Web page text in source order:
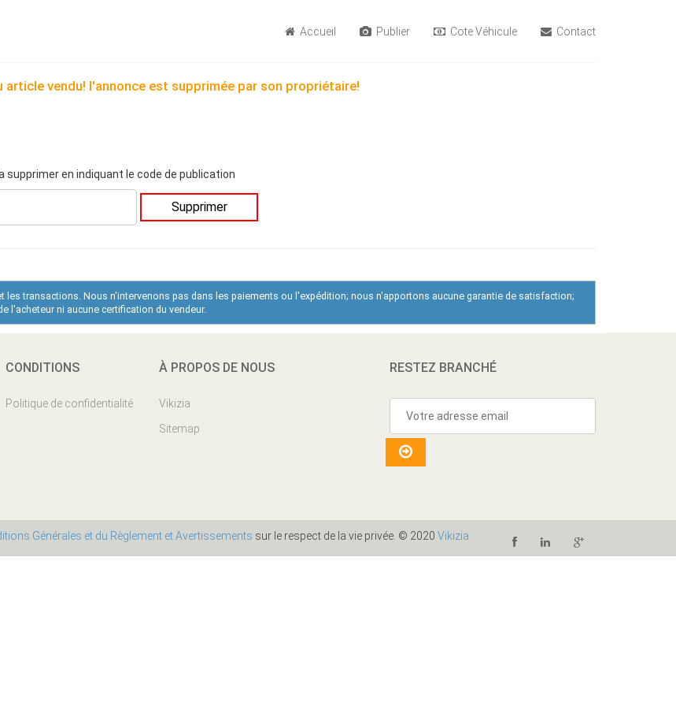
Accueil Publier Cote Véhicule Contact
article vendu! l'annonce est supprimée par son propriétaire!
en indiquant le code de publication
Supprimer
transactions. Nous n'intervenons pas dans les paiements ou l'expédition; nous n'apportons aucune garantie de satisfaction;
l'acheteur ni aucune certification du vendeur.
CONDITIONS
Politique de confidentialité
À PROPOS DE NOUS
Vikizia
Sitemap
RESTEZ BRANCHÉ
Générales et du Règlement et Avertissements sur le respect de la vie privée. © 2020 Vikizia